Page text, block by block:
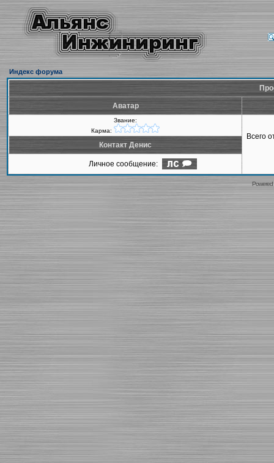
Индекс форума
Аватар
Звание:
Карма:
Всего
Контакт Денис
Личное сообщение: